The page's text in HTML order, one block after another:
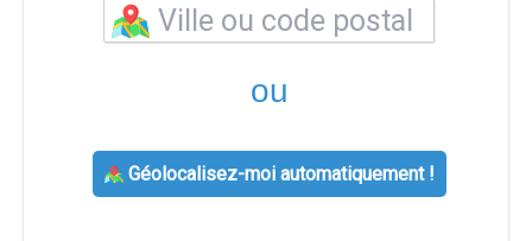
ou
Géolocalisez-moi automatiquement !